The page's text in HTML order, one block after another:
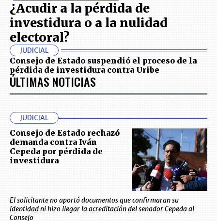
¿Acudir a la pérdida de
investidura o a la nulidad
electoral?
JUDICIAL
Consejo de Estado suspendió el proceso de la
pérdida de investidura contra Uribe
ÚLTIMAS NOTICIAS
JUDICIAL
Consejo de Estado rechazó
demanda contra Iván
Cepeda por pérdida de
investidura
El solicitante no aportó documentos que confirmaran su
identidad ni hizo llegar la acreditación del senador Cepeda al
Consejo